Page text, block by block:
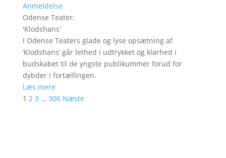
Anmeldelse
Odense Teater:
'Klodshans'
I Odense Teaters glade og lyse opsætning af
’Klodshans’ går lethed i udtrykket og klarhed i
budskabet til de yngste publikummer forud for
dybder i fortællingen.
Læs mere
1 2 3 … 306 Næste